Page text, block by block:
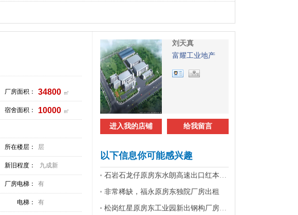
厂房面积： 34800 ㎡
宿舍面积： 10000 ㎡
所在楼层： 层
新旧程度： 九成新
厂房电梯： 有
电梯： 有
刘天真
富耀工业地产
进入我的店铺 给我留言
以下信息你可能感兴趣
石岩石龙仔原房东水朗高速出口红本厂房
非常稀缺，福永原房东独院厂房出租
松岗红星原房东工业园新出钢构厂房招租